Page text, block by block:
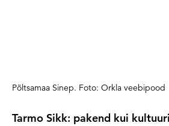
Põltsamaa Sinep. Foto: Orkla veebipood
Tarmo Sikk: pakend kui